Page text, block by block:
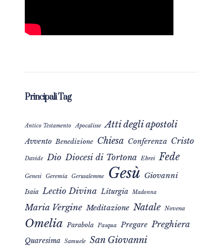
Principali Tag
Antico Testamento Apocalisse Atti degli apostoli
Avvento Benedizione Chiesa Conferenza Cristo
Davide Dio Diocesi di Tortona Ebrei Fede
Genesi Geremia Gerusalemme Gesù Giovanni
Isaia Lectio Divina Liturgia Madonna
Maria Vergine Meditazione Natale Novena
Omelia Parabola Pasqua Pregare Preghiera
Quaresima Samuele San Giovanni